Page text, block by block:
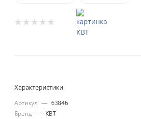
Характеристики
Артикул — 63846
Бренд — КВТ